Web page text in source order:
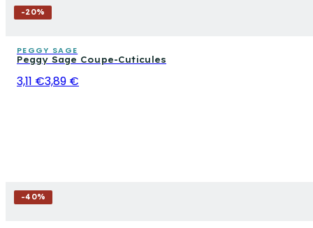
-20%
PEGGY SAGE
Peggy Sage Coupe-Cuticules
3,11 €3,89 €
-40%